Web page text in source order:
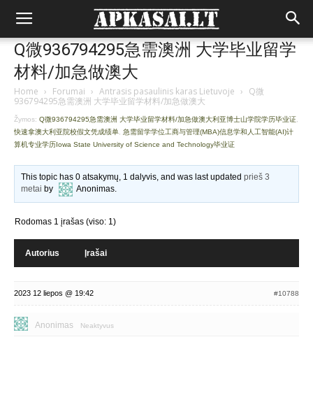
Q微936794295急需澳洲 大学毕业留学
材料/加急做澳大
Home › Forumai › Antrasis pasaulinis karas Lietuvoje › Q微
936794295急需澳洲 大学毕业留学材料/加急做澳大
Žymos: Q微936794295急需澳洲 大学毕业留学材料/加急做澳大利亚博士山学院学历毕业证
快速拿澳大利亚院校假文凭成绩单 急需留学学位工商与管理(MBA)信息学和人工智能(AI)计
算机专业学历Iowa State University of Science and Technology毕业证
This topic has 0 atsakymų, 1 dalyvis, and was last updatedprieš 3
metai by Anonimas.
Rodomas 1 įrašas (viso: 1)
Autorius Įrašai
2023 12 liepos @ 19:42 #10788
Anonimas Neaktyvus